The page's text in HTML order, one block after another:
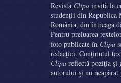
Revista Clipa invită la
studenţii din Republica
România, din întreaga
Pentru preluarea
foto publicate în Clipa
redacţiei. Conţinutul
Clipa reflectă poziţia şi
autorului şi nu